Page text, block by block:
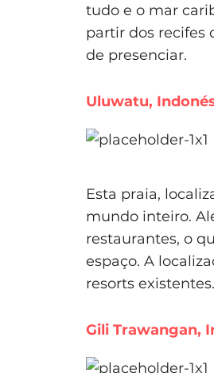
tudo e o mar
partir dos recifes
de presenciar.
Uluwatu,
Esta praia,
mundo inteiro.
restaurantes, o
espaço. A
resorts existentes.
Gili Trawangan,